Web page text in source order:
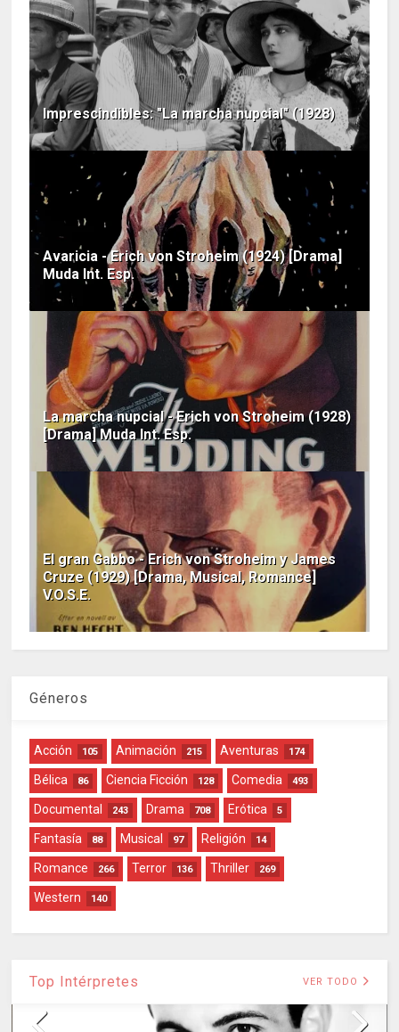
Imprescindibles: "La marcha nupcial" (1928)
Avaricia - Erich von Stroheim (1924) [Drama]
Muda Int. Esp.
La marcha nupcial - Erich von Stroheim (1928)
[Drama] Muda Int. Esp.
El gran Gabbo - Erich von Stroheim y James
Cruze (1929) [Drama, Musical, Romance]
V.O.S.E.
Géneros
Acción 105 Animación 215 Aventuras 174
Bélica 86 Ciencia Ficción 128 Comedia 493
Documental 243 Drama 708 Erótica 5
Fantasía 88 Musical 97 Religión 14
Romance 266 Terror 136 Thriller 269
Western 140
Top Intérpretes VER TODO